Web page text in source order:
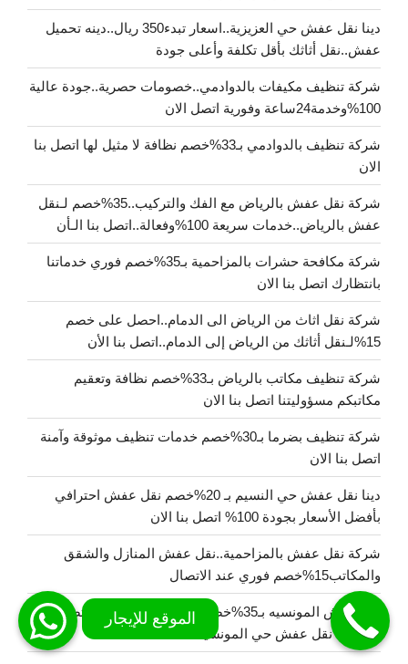
دينا نقل عفش حي العزيزية..اسعار تبدء350 ريال..دينه تحميل
عفش..نقل أثاثك بأقل تكلفة وأعلى جودة
شركة تنظيف مكيفات بالدوادمي..خصومات حصرية..جودة عالية
100%وخدمة24ساعة وفورية اتصل الان
شركة تنظيف بالدوادمي بـ33%خصم نظافة لا مثيل لها اتصل بنا
الان
شركة نقل عفش بالرياض مع الفك والتركيب..35%خصم لـنقل
عفش بالرياض..خدمات سريعة 100%وفعالة..اتصل بنا الـأن
شركة مكافحة حشرات بالمزاحمية بـ35%خصم فوري خدماتنا
بانتظارك اتصل بنا الان
شركة نقل اثاث من الرياض الى الدمام..احصل على خصم
15%لـنقل أثاثك من الرياض إلى الدمام..اتصل بنا الأن
شركة تنظيف مكاتب بالرياض بـ33%خصم نظافة وتعقيم
مكاتبكم مسؤوليتنا اتصل بنا الان
شركة تنظيف بضرما بـ30%خصم خدمات تنظيف موثوقة وآمنة
اتصل بنا الان
دينا نقل عفش حي النسيم بـ 20%خصم نقل عفش احترافي
بأفضل الأسعار بجودة 100% اتصل بنا الان
شركة نقل عفش بالمزاحمية..نقل عفش المنازل والشقق
والمكاتب15%خصم فوري عند الاتصال
نقل عفش المونسيه بـ35%خصم نقل عفش احترافي اتصل بنا
الان دينا نقل عفش حي المونسية